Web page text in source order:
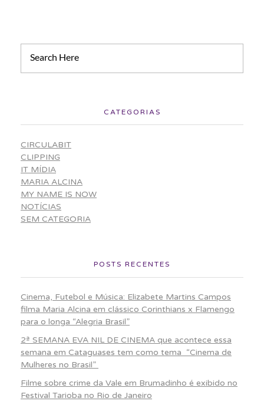
CATEGORIAS
CIRCULABIT
CLIPPING
IT MÍDIA
MARIA ALCINA
MY NAME IS NOW
NOTÍCIAS
SEM CATEGORIA
POSTS RECENTES
Cinema, Futebol e Música: Elizabete Martins Campos
filma Maria Alcina em clássico Corinthians x Flamengo
para o longa “Alegria Brasil”
2ª SEMANA EVA NIL DE CINEMA que acontece essa
semana em Cataguases tem como tema “Cinema de
Mulheres no Brasil”
Filme sobre crime da Vale em Brumadinho é exibido no
Festival Tarioba no Rio de Janeiro